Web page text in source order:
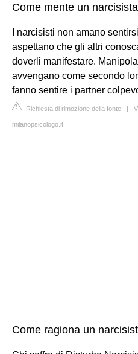
Come mente un
I narcisisti non amano
aspettano che gli altri
doverli manifestare.
avvengano come secondo
fanno sentire i partner
Richiesta di rimozione della fonte |
milanopsicologo.it
Come ragiona un